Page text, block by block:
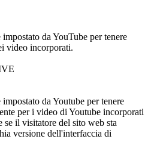
da YouTube per tenere
video incorporati.
da Youtube per tenere
per i video di Youtube incorporati
se il visitatore del sito web sta
versione dell'interfaccia di